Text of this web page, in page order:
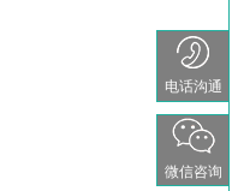
电话沟通
微信咨询